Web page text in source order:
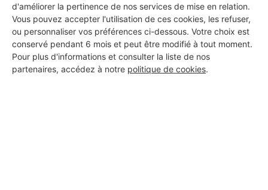
d'améliorer la pertinence de nos services de mise en relation.
Vous pouvez accepter l'utilisation de ces cookies, les refuser,
ou personnaliser vos préférences ci-dessous. Votre choix est
conservé pendant 6 mois et peut être modifié à tout moment.
Pour plus d'informations et consulter la liste de nos
partenaires, accédez à notre politique de cookies.
DEMANDER UN DEVIS